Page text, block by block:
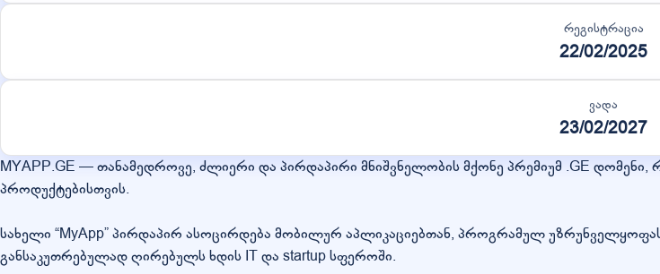
რეგისტრაცია
22/02/2025
ვადა
23/02/2027
MYAPP.GE — თანამედროვე, ძლიერი და პირდაპირი მნიშვნელობის მქონე პრემიუმ .GE
პროდუქტებისთვის.
სახელი “MyApp” პირდაპირ ასოცირდება მობილურ აპლიკაციებთან, პროგრამულ
განსაკუთრებულად ღირებულს ხდის IT და startup სფეროში.